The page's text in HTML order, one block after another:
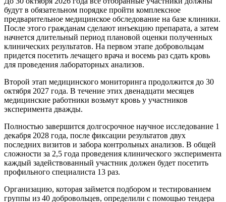
будут в обязательном порядке пройти комплексное
предварительное медицинское обследование на базе клиники.
После этого гражданам сделают инъекцию препарата, а затем
начнется длительный период плановой оценки полученных
клинических результатов. На первом этапе добровольцам
придется посетить лечащего врача и восемь раз сдать кровь
для проведения лабораторных анализов.
Второй этап медицинского мониторинга продолжится до 30
октября 2027 года. В течение этих двенадцати месяцев
медицинские работники возьмут кровь у участников
эксперимента дважды.
Полностью завершится долгосрочное научное исследование 1
декабря 2028 года, после фиксации результатов двух
последних визитов и забора контрольных анализов. В общей
сложности за 2,5 года проведения клинического эксперимента
каждый задействованный участник должен будет посетить
профильного специалиста 13 раз.
Организацию, которая займется подбором и тестированием
группы из 40 добровольцев, определили с помощью тендера